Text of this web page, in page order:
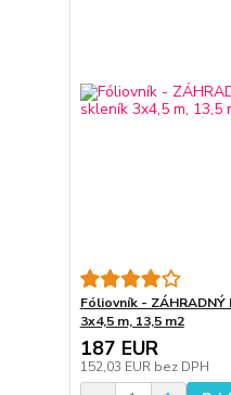
Fóliovník -
3x4,5 m, 13,5 m2
187 EUR
152,03 EUR bez DPH